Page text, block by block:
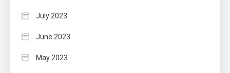
July 2023
June 2023
May 2023